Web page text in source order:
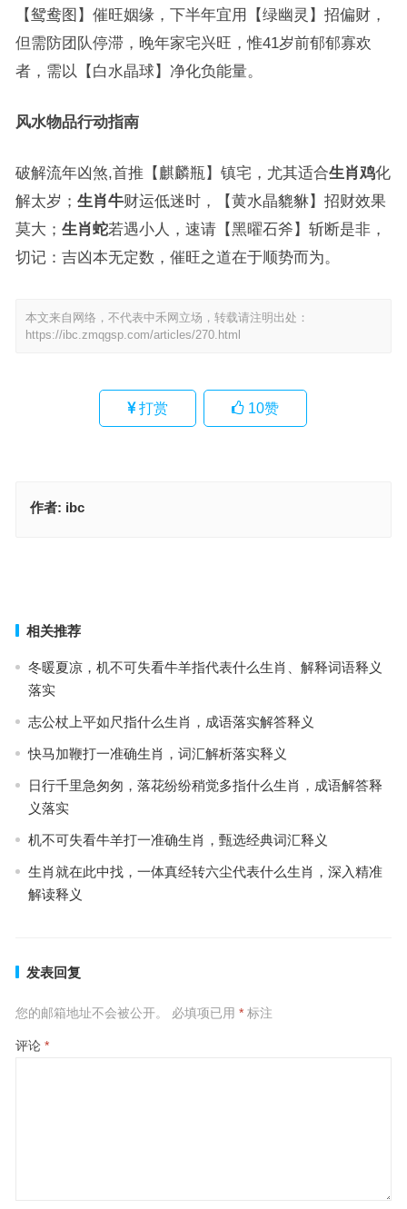
【鸳鸯图】催旺姻缘，下半年宜用【绿幽灵】招偏财，
但需防团队停滞，晚年家宅兴旺，惟41岁前郁郁寡欢
者，需以【白水晶球】净化负能量。
风水物品行动指南
破解流年凶煞,首推【麒麟瓶】镇宅，尤其适合生肖鸡化
解太岁； 生肖牛财运低迷时，【黄水晶貔貅】招财效果
莫大； 生肖蛇若遇小人，速请【黑曜石斧】斩断是非，
切记：吉凶本无定数，催旺之道在于顺势而为。
本文来自网络，不代表中禾网立场，转载请注明出处：
https://ibc.zmqgsp.com/articles/270.html
打赏 10赞
作者: ibc
相关推荐
冬暖夏凉，机不可失看牛羊指代表什么生肖、解释词语释义
落实
志公杖上平如尺指什么生肖，成语落实解答释义
快马加鞭打一准确生肖，词汇解析落实释义
日行千里急匆匆，落花纷纷稍觉多指什么生肖，成语解答释
义落实
机不可失看牛羊打一准确生肖，甄选经典词汇释义
生肖就在此中找，一体真经转六尘代表什么生肖，深入精准
解读释义
发表回复
您的邮箱地址不会被公开。 必填项已用 *标注
评论 *